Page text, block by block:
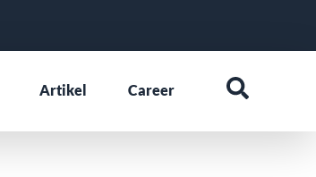
Artikel Career